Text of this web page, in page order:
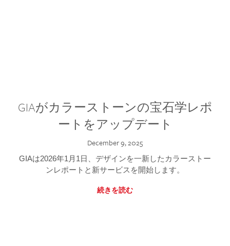
GIAがカラーストーンの宝石学レポ
ートをアップデート
December 9, 2025
GIAは2026年1月1日、デザインを一新したカラーストー
ンレポートと新サービスを開始します。
続きを読む